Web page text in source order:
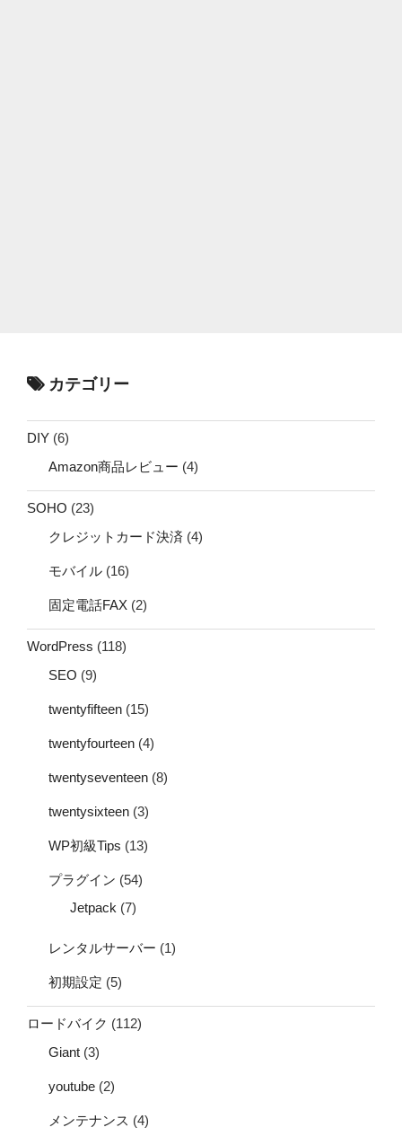
カテゴリー
DIY (6)
Amazon商品レビュー (4)
SOHO (23)
クレジットカード決済 (4)
モバイル (16)
固定電話FAX (2)
WordPress (118)
SEO (9)
twentyfifteen (15)
twentyfourteen (4)
twentyseventeen (8)
twentysixteen (3)
WP初級Tips (13)
プラグイン (54)
Jetpack (7)
レンタルサーバー (1)
初期設定 (5)
ロードバイク (112)
Giant (3)
youtube (2)
メンテナンス (4)